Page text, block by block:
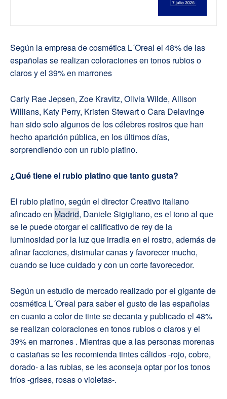
Según la empresa de cosmética L´Oreal el 48% de las
españolas se realizan coloraciones en tonos rubios o
claros y el 39% en marrones
Carly Rae Jepsen, Zoe Kravitz, Olivia Wilde, Allison
Willians, Katy Perry, Kristen Stewart o Cara Delavinge
han sido solo algunos de los célebres rostros que han
hecho aparición pública, en los últimos días,
sorprendiendo con un rubio platino.
¿Qué tiene el rubio platino que tanto gusta?
El rubio platino, según el director Creativo italiano
afincado en Madrid, Daniele Sigigliano, es el tono al que
se le puede otorgar el calificativo de rey de la
luminosidad por la luz que irradia en el rostro, además de
afinar facciones, disimular canas y favorecer mucho,
cuando se luce cuidado y con un corte favorecedor.
Según un estudio de mercado realizado por el gigante de
cosmética L´Oreal para saber el gusto de las españolas
en cuanto a color de tinte se decanta y publicado el 48%
se realizan coloraciones en tonos rubios o claros y el
39% en marrones . Mientras que a las personas morenas
o castañas se les recomienda tintes cálidos -rojo, cobre,
dorado- a las rubias, se les aconseja optar por los tonos
fríos -grises, rosas o violetas-.